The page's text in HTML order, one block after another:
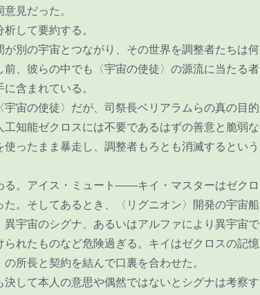
見だった。
して要約する。
別の宇宙とつながり、その世界を調整者たちは何
、彼らの中でも〈宇宙の使徒〉の源流に当たる者
含まれている。
宙の使徒〉だが、司祭長ベリアラムらの真の目的
知能ゼクロスには不要であるはずの善意と脆弱な
ったまま暴走し、調整者もろとも消滅するという
。アイス・ミュート――キイ・マスターはゼクロ
。そしてあるとき、〈リグニオン〉開発の宇宙船
宇宙のシグナ、あるいはアルファにより異宇宙で
れたものなど危険過ぎる。キイはゼクロスの記憶
所長と契約を結んで口裏を合わせた。
して本人の意思や偶然ではないとシグナは考察す